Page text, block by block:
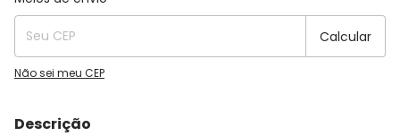
Calcular
Não sei meu CEP
Descrição